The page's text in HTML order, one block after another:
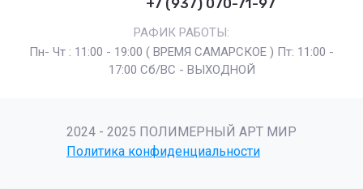
РАФИК РАБОТЫ:
Пн- Чт : 11:00 - 19:00 ( ВРЕМЯ САМАРСКОЕ ) Пт: 11:00 -
17:00 Сб/ВС - ВЫХОДНОЙ
2024 - 2025 ПОЛИМЕРНЫЙ АРТ МИР
Политика конфиденциальности